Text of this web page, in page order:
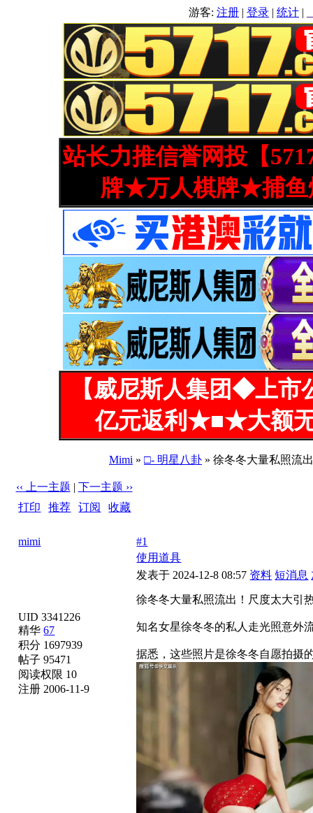
游客: 注册 | 登录 | 统计 |
站长力推信誉网投【
牌★万人棋牌★捕鱼
【威尼斯人集团◆上
亿元返利★■★大额
Mimi » □- 明星八卦» 徐冬冬大量私照流
‹‹ 上一主题 | 下一主题 ››
打印 |推荐 |订阅 |收藏
mimi
UID 3341226
精华67
积分 1697939
帖子 95471
阅读权限 10
注册 2006-11-9
#1
使用道具
发表于 2024-12-8 08:57 资料 短消息
徐冬冬大量私照流出！尺度太大引
知名女星徐冬冬的私人走光照意外
据悉，这些照片是徐冬冬自愿拍摄